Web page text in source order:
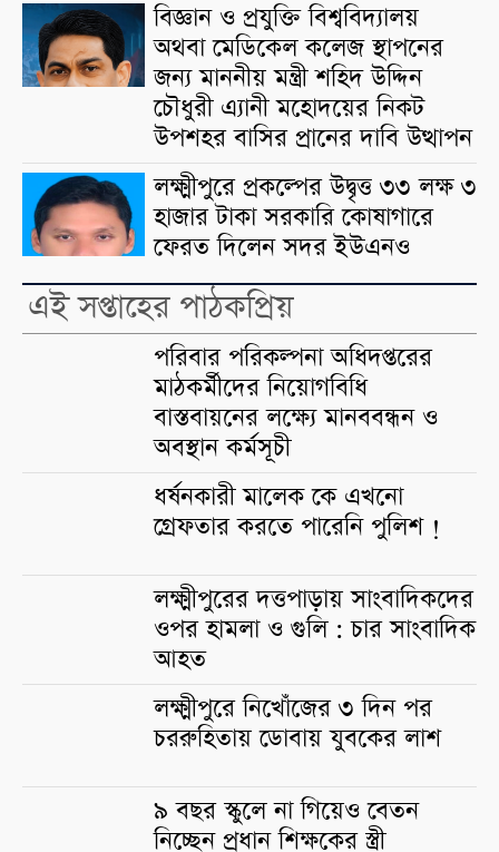
বিজ্ঞান ও প্রযুক্তি বিশ্ববিদ্যালয়
অথবা মেডিকেল কলেজ স্থাপনের
জন্য মাননীয় মন্ত্রী শহিদ উদ্দিন
চৌধুরী এ্যানী মহোদয়ের নিকট
উপশহর বাসির প্রানের দাবি উত্থাপন
লক্ষ্মীপুরে প্রকল্পের উদ্বৃত্ত ৩৩ লক্ষ ৩
হাজার টাকা সরকারি কোষাগারে
ফেরত দিলেন সদর ইউএনও
এই সপ্তাহের পাঠকপ্রিয়
পরিবার পরিকল্পনা অধিদপ্তরের
মাঠকর্মীদের নিয়োগবিধি
বাস্তবায়নের লক্ষ্যে মানববন্ধন ও
অবস্থান কর্মসূচী
ধর্ষনকারী মালেক কে এখনো
গ্রেফতার করতে পারেনি পুলিশ !
লক্ষ্মীপুরের দত্তপাড়ায় সাংবাদিকদের
ওপর হামলা ও গুলি : চার সাংবাদিক
আহত
লক্ষ্মীপুরে নিখোঁজের ৩ দিন পর
চররুহিতায় ডোবায় যুবকের লাশ
৯ বছর স্কুলে না গিয়েও বেতন
নিচ্ছেন প্রধান শিক্ষকের স্ত্রী